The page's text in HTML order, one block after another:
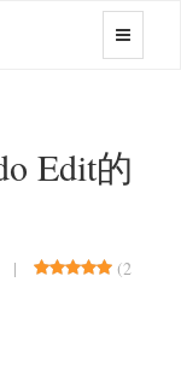
Edit的
| (2